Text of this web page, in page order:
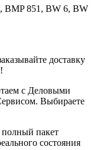
BMP 851, BW 6, BW
доставку
с Деловыми
Выбираете
полный пакет
состояния